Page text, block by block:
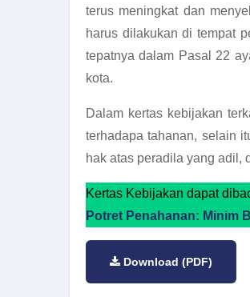
terus meningkat dan
harus dilakukan di tempat
tepatnya dalam Pasal 22
kota.
Dalam kertas kebijakan
terhadapa tahanan, selain
hak atas peradila yang adil,
Kertas Kebijakan dapat
Potret Penahanan: Minim
Download (PDF)